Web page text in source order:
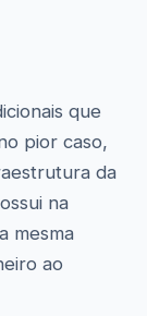
que
pior caso,
da
na
mesma
ao